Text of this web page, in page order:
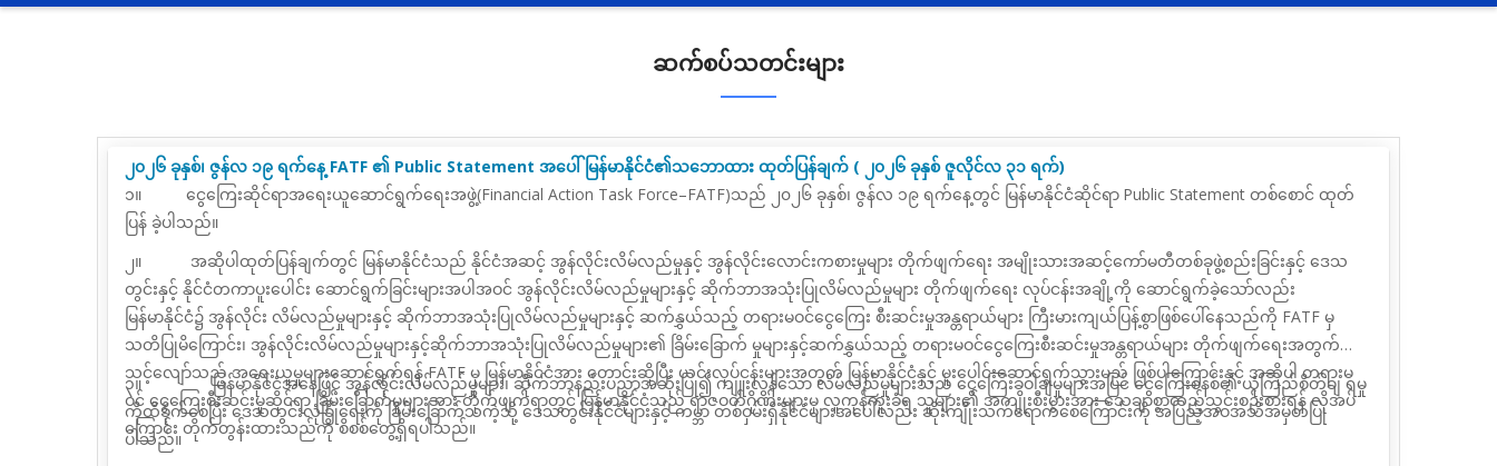
ဆက်စပ်သတင်းများ
၂၀၂၆ ခုနှစ်၊ ဇွန်လ ၁၉ ရက်နေ့ FATF ၏ Public Statement အပေါ် မြန်မာနိုင်ငံ၏သဘောထား ထုတ်ပြန်ချက် ( ၂၀၂၆ ခုနှစ် ဇူလိုင်လ ၃၁ ရက်)
၁။ ငွေကြေးဆိုင်ရာအရေးယူဆောင်ရွက်ရေးအဖွဲ့(Financial Action Task Force–FATF)သည် ၂၀၂၆ ခုနှစ်၊ ဇွန်လ ၁၉ ရက်နေ့တွင် မြန်မာနိုင်ငံဆိုင်ရာ Public Statement တစ်စောင် ထုတ်
ပြန် ခဲ့ပါသည်။
၂။ အဆိုပါထုတ်ပြန်ချက်တွင် မြန်မာနိုင်ငံသည် နိုင်ငံအဆင့် အွန်လိုင်းလိမ်လည်မှုနှင့် အွန်လိုင်းလောင်းကစားမှုများ တိုက်ဖျက်ရေး အမျိုးသားအဆင့်ကော်မတီတစ်ခုဖွဲ့စည်းခြင်းနှင့် ဒေသ
တွင်းနှင့် နိုင်ငံတကာပူးပေါင်း ဆောင်ရွက်ခြင်းများအပါအဝင် အွန်လိုင်းလိမ်လည်မှုများနှင့် ဆိုက်ဘာအသုံးပြုလိမ်လည်မှုများ တိုက်ဖျက်ရေး လုပ်ငန်းအချို့ကို ဆောင်ရွက်ခဲ့သော်လည်း
မြန်မာနိုင်ငံ၌ အွန်လိုင်း လိမ်လည်မှုများနှင့် ဆိုက်ဘာအသုံးပြုလိမ်လည်မှုများနှင့် ဆက်နွှယ်သည့် တရားမဝင်ငွေကြေး စီးဆင်းမှုအန္တရာယ်များ ကြီးမားကျယ်ပြန့်စွာဖြစ်ပေါ်နေသည်ကို FATF မှ
သတိပြုမိကြောင်း၊ အွန်လိုင်းလိမ်လည်မှုများနှင့်ဆိုက်ဘာအသုံးပြုလိမ်လည်မှုများ၏ ခြိမ်းခြောက် မှုများနှင့်ဆက်နွှယ်သည့် တရားမဝင်ငွေကြေးစီးဆင်းမှုအန္တရာယ်များ တိုက်ဖျက်ရေးအတွက်
သင့်လျော်သည့် အရေးယူမှုများဆောင်ရွက်ရန် FATF မှ မြန်မာနိုင်ငံအား တောင်းဆိုပြီး ယင်းလုပ်ငန်းများအတွက် မြန်မာနိုင်ငံနှင့် ပူးပေါင်းဆောင်ရွက်သွားမည် ဖြစ်ပါကြောင်းနှင့် အဆိုပါ တရားမ
ဝင် ငွေကြေးစီးဆင်းမှုဆိုင်ရာ ခြိမ်းခြောက်မှုများအား တိုက်ဖျက်ရာတွင် မြန်မာနိုင်ငံသည် ရာဇဝတ်ဂိုဏ်းများမှ လူကုန်ကူးခံရ သူများ၏ အကျိုးစီးပွားအား သေချာစွာထည့်သွင်းစဉ်းစားရန် လိုအပ်
ကြောင်း တိုက်တွန်းထားသည်ကို စိစစ်တွေ့ရှိရပါသည်။
၃။မြန်မာနိုင်ငံအနေဖြင့် အွန်လိုင်းလိမ်လည်မှုများ၊ ဆိုက်ဘာနည်းပညာအသုံးပြု၍ကျူးလွန်သော လိမ်လည်မှုများသည် ငွေကြေးခဝါချမှုများအပြင် ငွေကြေးစနစ်၏ ယုံကြည်စိတ်ချရမှု
ကိုထိခိုက်စေပြီး ဒေသတွင်းလုံခြုံရေးကို ခြိမ်းခြောက်သကဲ့သို့ ဒေသတွင်းနိုင်ငံများနှင့် ကမ္ဘာတစ်ဝှမ်းရှိနိုင်ငံများအပေါ်လည်း ဆိုးကျိုးသက်ရောက်စေကြောင်းကို အပြည့်အဝအသိအမှတ်ပြု
ပါသည်။